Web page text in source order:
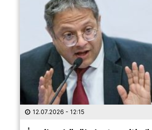
12.07.2026 - 12:15